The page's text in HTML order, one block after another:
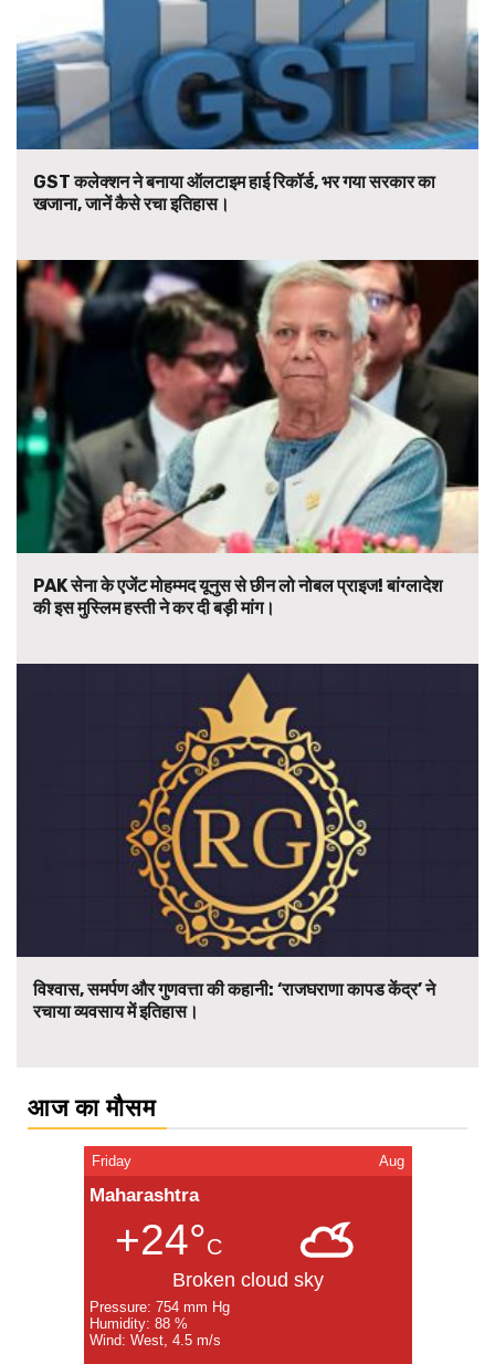
GST कलेक्शन ने बनाया ऑलटाइम हाई रिकॉर्ड, भर गया सरकार का
खजाना, जानें कैसे रचा इतिहास।
PAK सेना के एजेंट मोहम्मद यूनुस से छीन लो नोबल प्राइज! बांग्लादेश
की इस मुस्लिम हस्ती ने कर दी बड़ी मांग।
विश्वास, समर्पण और गुणवत्ता की कहानी: ‘राजघराणा कापड केंद्र’ ने
रचाया व्यवसाय में इतिहास।
आज का मौसम
Friday Aug
Maharashtra
+24°C
Broken cloud sky
Pressure: 754 mm Hg
Humidity: 88 %
Wind: West, 4.5 m/s